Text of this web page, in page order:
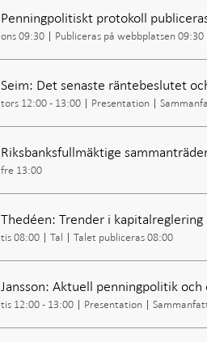
Penningpolitiskt protokoll
ons 09:30 Publiceras på webbplatsen 09:30
Seim: Det senaste räntebeslutet
tors 12:00 - 13:00 Presentation
Riksbanksfullmäktige
fre 13:00
Thedéen: Trender i kapitalreglering
tis 08:00 Tal Talet publiceras 08:00
Jansson: Aktuell penningpolitik och
tis 12:00 - 13:00 Presentation